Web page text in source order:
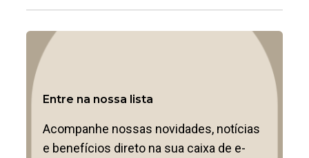
Entre na nossa lista
Acompanhe nossas novidades, notícias
e benefícios direto na sua caixa de e-